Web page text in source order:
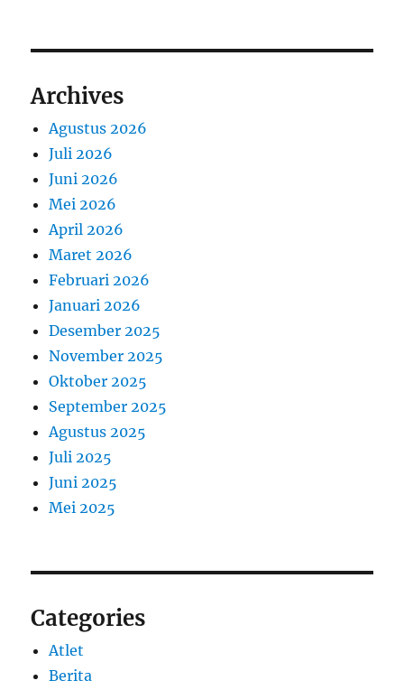
Archives
Agustus 2026
Juli 2026
Juni 2026
Mei 2026
April 2026
Maret 2026
Februari 2026
Januari 2026
Desember 2025
November 2025
Oktober 2025
September 2025
Agustus 2025
Juli 2025
Juni 2025
Mei 2025
Categories
Atlet
Berita